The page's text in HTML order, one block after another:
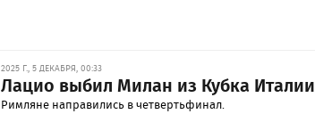
2025 Г., 5 ДЕКАБРЯ, 00:33
Лацио выбил Милан из Кубка Италии
Римляне направились в четвертьфинал.